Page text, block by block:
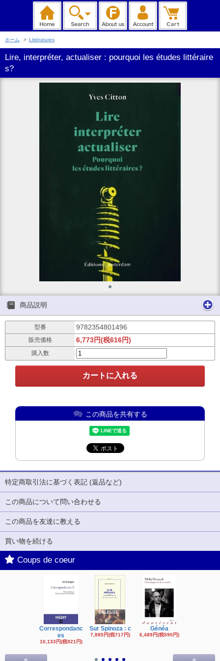
ホーム > Littératures
Lire, interpréter, actualiser : pourquoi les études littéraire
s?
商品説明
型番 9782354801496
販売価格 6,773円(税616円)
購入数
この商品を共有する
特定商取引法に基づく表記 (返品など)
この商品について問い合わせる
この商品を友達に教える
買い物を続ける
Coups de coeur
Correspondanc
es
10,133円(税921円)
Sur Spinoza : c
7,885円(税717円)
Généa
6,489円(税590円)